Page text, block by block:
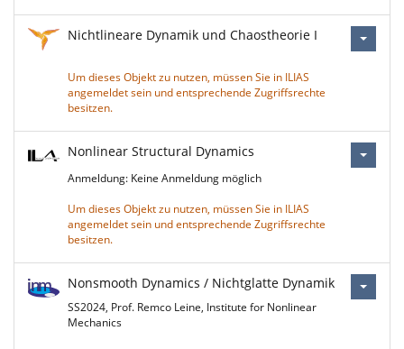
Nichtlineare Dynamik und Chaostheorie I
Um dieses Objekt zu nutzen, müssen Sie in ILIAS
angemeldet sein und entsprechende Zugriffsrechte
besitzen.
Nonlinear Structural Dynamics
Anmeldung: Keine Anmeldung möglich
Um dieses Objekt zu nutzen, müssen Sie in ILIAS
angemeldet sein und entsprechende Zugriffsrechte
besitzen.
Nonsmooth Dynamics / Nichtglatte Dynamik
SS2024, Prof. Remco Leine, Institute for Nonlinear
Mechanics